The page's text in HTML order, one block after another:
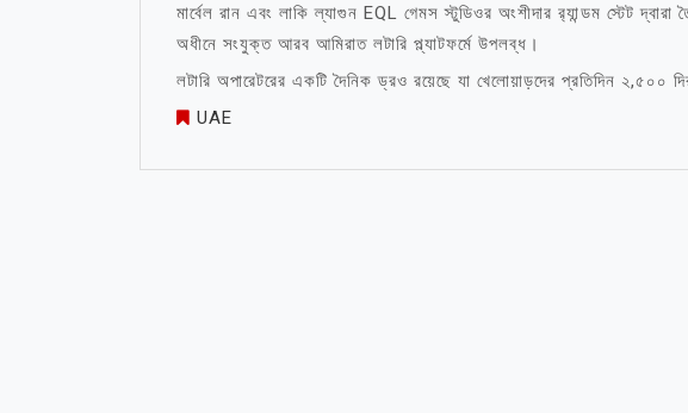
মার্বেল রান এবং লাকি ল্যাগুন EQL গেমস স্টুডিওর অংশীদার র‍্যান্ডম স্টেট দ্বারা
অধীনে সংযুক্ত আরব আমিরাত লটারি প্ল্যাটফর্মে উপলব্ধ।
লটারি অপারেটরের একটি দৈনিক ড্রও রয়েছে যা খেলোয়াড়দের প্রতিদিন ২,৫০০
UAE